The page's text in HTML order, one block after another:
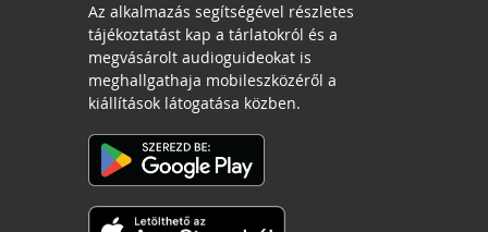
Az alkalmazás segítségével részletes
tájékoztatást kap a tárlatokról és a
megvásárolt audioguideokat is
meghallgathaja mobileszközéről a
kiállítások látogatása közben.